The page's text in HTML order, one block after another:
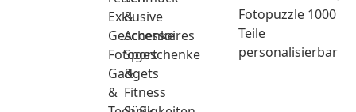
Exklusive
Geschenke
Fotogeschenke
Gadgets
&
&
Accessoires
Sport
&
Fitness
Fotopuzzle 1000
Teile
personalisierbar